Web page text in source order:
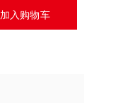
加入购物车